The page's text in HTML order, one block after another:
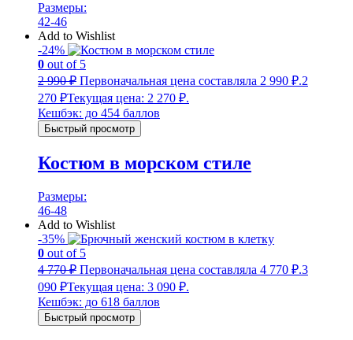
Размеры:
42-46
Add to Wishlist
-24%
0 out of 5
2 990₽ Первоначальная цена составляла 2 990 ₽.2
270 ₽Текущая цена: 2 270 ₽.
Кешбэк: до 454 баллов
Быстрый просмотр
Костюм в морском стиле
Размеры:
46-48
Add to Wishlist
-35%
0 out of 5
4 770₽ Первоначальная цена составляла 4 770 ₽.3
090 ₽Текущая цена: 3 090 ₽.
Кешбэк: до 618 баллов
Быстрый просмотр